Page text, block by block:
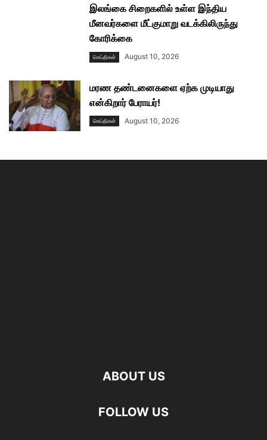
இலங்கை சிறைகளில் உள்ள இந்திய
மீனவர்களை மீட்குமாறு வடக்கிலிருந்து
கோரிக்கை
செய்திகள் August 10, 2026
மரண தண்டனைகளை ஏற்க முடியாது
என்கிறார் பேராயர்!
செய்திகள் August 10, 2026
ABOUT US
FOLLOW US